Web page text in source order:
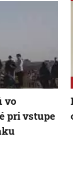
vo
pri vstupe